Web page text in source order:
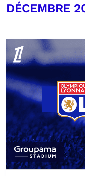
DÉCEMBRE